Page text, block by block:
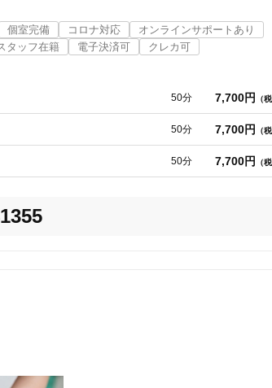
スポーツ鍼灸
のゆがみや使い方を整えます。
・運動指導を行なっています。
・施術・運動指導の全てをマンツーマンで行います。
個室完備 コロナ対応
オンラインサポートあり
タッフ在籍 電子決済可
クレカ可
50分 7,700円 （
50分 7,700円 （
50分 7,700円 （